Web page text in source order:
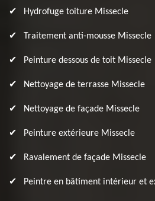
Hydrofuge toiture Missecle
Traitement anti-mousse Missecle
Peinture dessous de toit Missecle
Nettoyage de terrasse Missecle
Nettoyage de façade Missecle
Peinture extérieure Missecle
Ravalement de façade Missecle
Peintre en bâtiment intérieur et